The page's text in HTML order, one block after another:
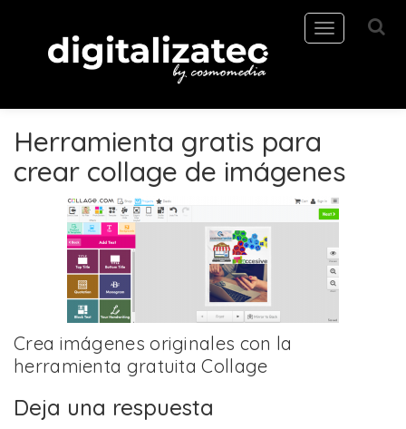
Toggle
navigation
Herramienta gratis para
crear collage de imágenes
Crea imágenes originales con la
herramienta gratuita Collage
Deja una respuesta